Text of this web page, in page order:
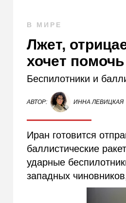
В МИРЕ
Лжет,
хочет
Беспилотники и
АВТОР: ИННА ЛЕВИЦКАЯ
Иран готовится
баллистические
ударные
западных